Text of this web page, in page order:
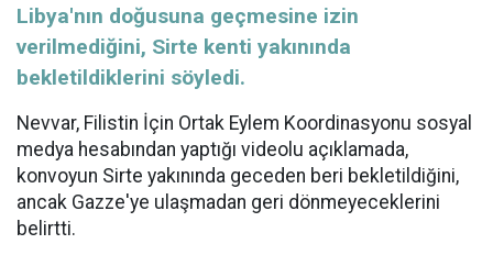
Libya'nın doğusuna geçmesine izin
verilmediğini, Sirte kenti yakınında
bekletildiklerini söyledi.
Nevvar, Filistin İçin Ortak Eylem Koordinasyonu sosyal
medya hesabından yaptığı videolu açıklamada,
konvoyun Sirte yakınında geceden beri bekletildiğini,
ancak Gazze'ye ulaşmadan geri dönmeyeceklerini
belirtti.